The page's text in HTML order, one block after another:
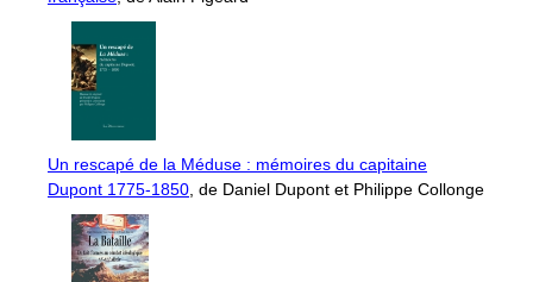
Un rescapé de la Méduse : mémoires du capitaine
Dupont 1775-1850 , de Daniel Dupont et Philippe Collonge